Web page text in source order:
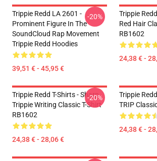
Trippie Redd LA 2601 -
Prominent Figure In The
SoundCloud Rap Movement
Trippie Redd Hoodies
39,51 € - 45,95 €
-20%
Trippie
Red Hair
RB1602
24,38 € -
Trippie Redd T-Shirts - Sharp
Trippie Writing Classic T-Shirt
RB1602
24,38 € - 28,06 €
-20%
Trippie
TRIP
24,38 € -